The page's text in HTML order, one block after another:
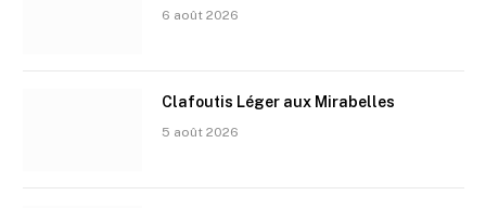
6 août 2026
Clafoutis Léger aux Mirabelles
5 août 2026